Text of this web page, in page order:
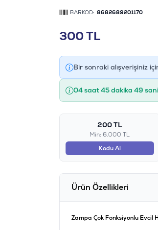
BARKOD: 8682689201170
300TL
Bir sonraki alışverişiniz
04 saat 45 dakika 49
200 TL
Min: 6.000 TL
Kodu Al
Ürün Özellikleri
Zampa Çok Fonksiyonlu Evcil